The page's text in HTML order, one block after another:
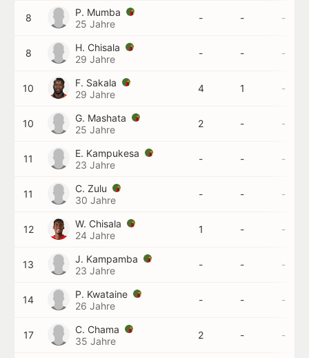
8
P. Mumba
25 Jahre
- - -
8
H. Chisala
29 Jahre
- - -
10
F. Sakala
29 Jahre
4 1 -
10
G. Mashata
25 Jahre
2 - -
11
E. Kampukesa
23 Jahre
- - -
11
C. Zulu
30 Jahre
- - -
12
W. Chisala
24 Jahre
1 - -
13
J. Kampamba
23 Jahre
- - -
14
P. Kwataine
26 Jahre
- - -
17
C. Chama
35 Jahre
2 - -